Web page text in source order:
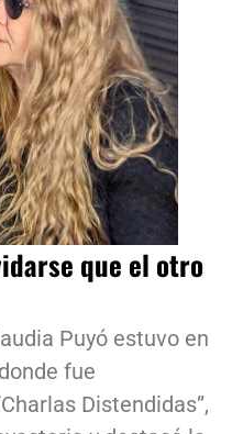
que el otro
Puyó estuvo en
fue
Distendidas”,